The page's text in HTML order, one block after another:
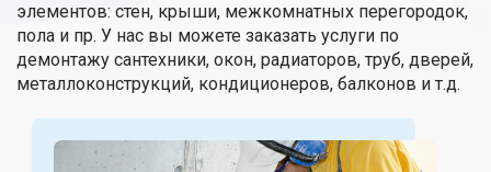
элементов: стен, крыши, межкомнатных перегородок,
пола и пр. У нас вы можете заказать услуги по
демонтажу сантехники, окон, радиаторов, труб, дверей,
металлоконструкций, кондиционеров, балконов и т.д.